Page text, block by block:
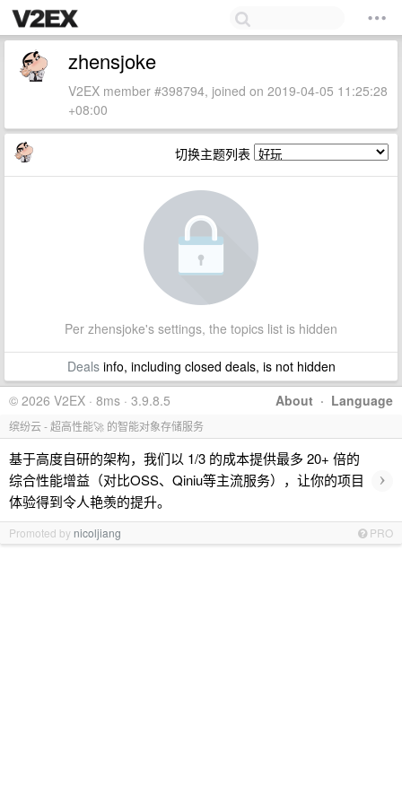
zhensjoke
V2EX member #398794, joined on 2019-04-05 11:25:28
+08:00
切换主题列表
Per zhensjoke's settings, the topics list is hidden
Dealsinfo, including closed deals, is not hidden
About · Language
© 2026 V2EX · 8ms · 3.9.8.5
缤纷云 - 超高性能🚀 的智能对象存储服务
基于高度自研的架构，我们以 1/3 的成本提供最多 20+ 倍的
综合性能增益（对比OSS、Qiniu等主流服务），让你的项目
体验得到令人艳羡的提升。
›
Promoted by nicoljiang PRO